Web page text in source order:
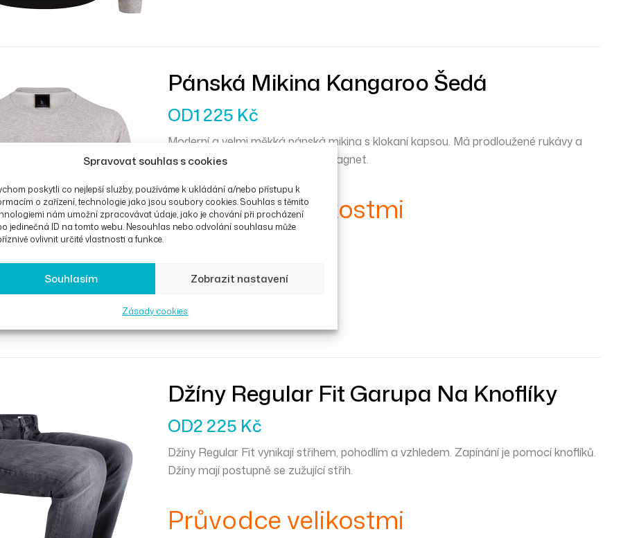
Spravovat souhlas s cookies
poskytli co nejlepší služby, používáme k ukládání a/nebo přístupu k
o zařízení, technologie jako jsou soubory cookies. Souhlas s těmito
nám umožní zpracovávat údaje, jako je chování při procházení
jedinečná ID na tomto webu. Nesouhlas nebo odvolání souhlasu může
ovlivnit určité vlastnosti a funkce.
Souhlasím Zobrazit nastavení
Zásady cookies
Pánská Mikina Kangaroo Šedá
OD1 225 Kč
Moderní a velmi měkká pánská mikina s klokaní kapsou. Má prodloužené rukávy a
klokaní kapsu se zapínáním na magnet.
Průvodce velikostmi
Výběr Možností
Džíny Regular Fit Garupa Na Knoflíky
OD2 225 Kč
Džíny Regular Fit vynikají střihem, pohodlím a vzhledem. Zapínání je pomocí knoflíků.
Džíny mají postupně se zužující střih.
Průvodce velikostmi